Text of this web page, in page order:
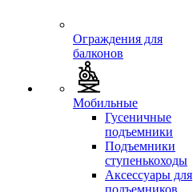
Ограждения для
балконов
Мобильные
Гусеничные
подъемники
Подъемники
ступенькоходы
Аксессуары для
подъемников